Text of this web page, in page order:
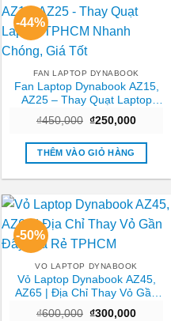
-44%
FAN LAPTOP DYNABOOK
Fan Laptop Dynabook AZ15,
AZ25 – Thay Quạt Laptop
Tốt
₫450,000 Giá
là:
₫450,000.
₫250,000Giá
tại
THÊM VÀO GIỎ HÀNG
-50%
VO LAPTOP DYNABOOK
Vỏ Laptop Dynabook AZ45,
AZ65 | Địa Chỉ Thay Vỏ Gần
₫600,000 Giá
₫300,000Giá